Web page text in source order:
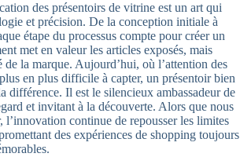
des présentoirs de vitrine est un art qui
et précision. De la conception initiale à
étape du processus compte pour créer un
met en valeur les articles exposés, mais
de la marque. Aujourd’hui, où l’attention des
en plus difficile à capter, un présentoir bien
différence. Il est le silencieux ambassadeur de
et invitant à la découverte. Alors que nous
l’innovation continue de repousser les limites
des expériences de shopping toujours